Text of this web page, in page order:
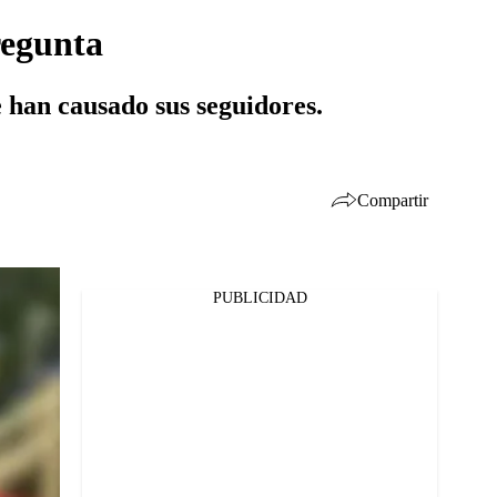
causado sus seguidores.
Compartir
Whatsapp
PUBLICIDAD